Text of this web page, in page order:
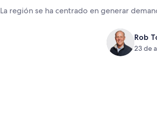
La región se ha centrado en generar
Rob
23 de